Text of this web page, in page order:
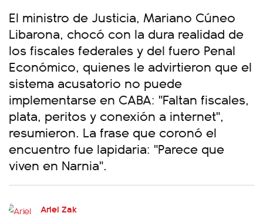
El ministro de Justicia, Mariano Cúneo
Libarona, chocó con la dura realidad de
los fiscales federales y del fuero Penal
Económico, quienes le advirtieron que el
sistema acusatorio no puede
implementarse en CABA: "Faltan fiscales,
plata, peritos y conexión a internet",
resumieron. La frase que coronó el
encuentro fue lapidaria: "Parece que
viven en Narnia".
Ariel Zak